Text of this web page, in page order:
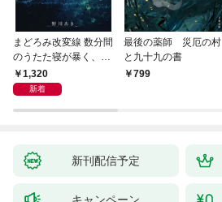
まどろみ改変線 数分間
のうたた寝が暴く、18
0度反転した世界の謎
1,320
新着
最後の薬師 災厄の村
と九十九の書
799
新刊配信予定
キャンペーン